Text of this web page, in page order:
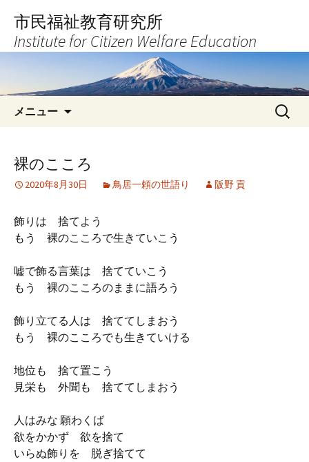
へ
キ
市民福祉教育研究所
Institute for Citizen Welfare Education
メニュー
検
索:
裸のこころ
2020年8月30日 鳥居一頼の世語り 阪野 貢
飾りは 捨てよう
もう 裸のこころで生きていこう
嘘で飾る言葉は 捨てていこう
もう 裸のこころのままに語ろう
飾り立てる人は 捨ててしまおう
もう 裸のこころでも生きていける
地位も 捨て置こう
見栄も 外聞も 捨ててしまおう
人はみな 願わくば
欲をかかず 欲を捨て
いらぬ飾りを 脱ぎ捨てて